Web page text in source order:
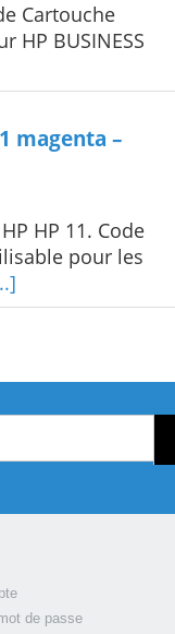
Cartouche
HP BUSINESS
magenta –
HP 11. Code
pour les
de passe